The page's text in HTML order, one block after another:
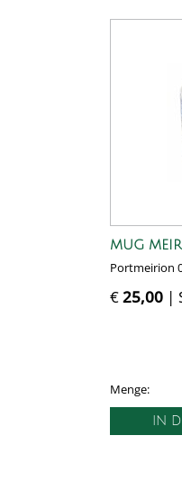
MUG
Portmeirion
€25,00 |
Menge:
IN